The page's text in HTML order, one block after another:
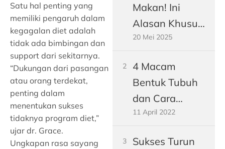
Satu hal penting yang
memiliki pengaruh dalam
kegagalan diet adalah
tidak ada bimbingan dan
support dari sekitarnya.
“Dukungan dari pasangan
atau orang terdekat,
penting dalam
menentukan sukses
tidaknya program diet,”
ujar dr. Grace.
Ungkapan rasa sayang
Makan! Ini
Alasan Khusus
Perut Pria
Gampang
Buncit
20 Mei 2025
4 Macam
Bentuk Tubuh
dan Cara
Mengukurnya!
11 April 2022
Sukses Turun